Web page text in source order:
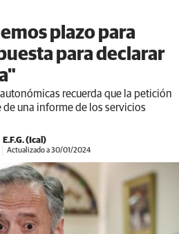
plazo para
para declarar
recuerda que la petición
de una informe de los servicios
E.F.G. (Ical)
Actualizado a 30/01/2024